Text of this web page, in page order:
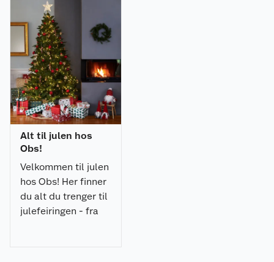
Alt til julen hos
Obs!
Velkommen til julen
hos Obs! Her finner
du alt du trenger til
julefeiringen - fra